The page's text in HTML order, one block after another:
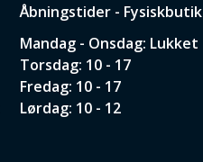
Åbningstider - Fysiskbutik
Mandag - Onsdag: Lukket
Torsdag: 10 - 17
Fredag: 10 - 17
Lørdag: 10 - 12